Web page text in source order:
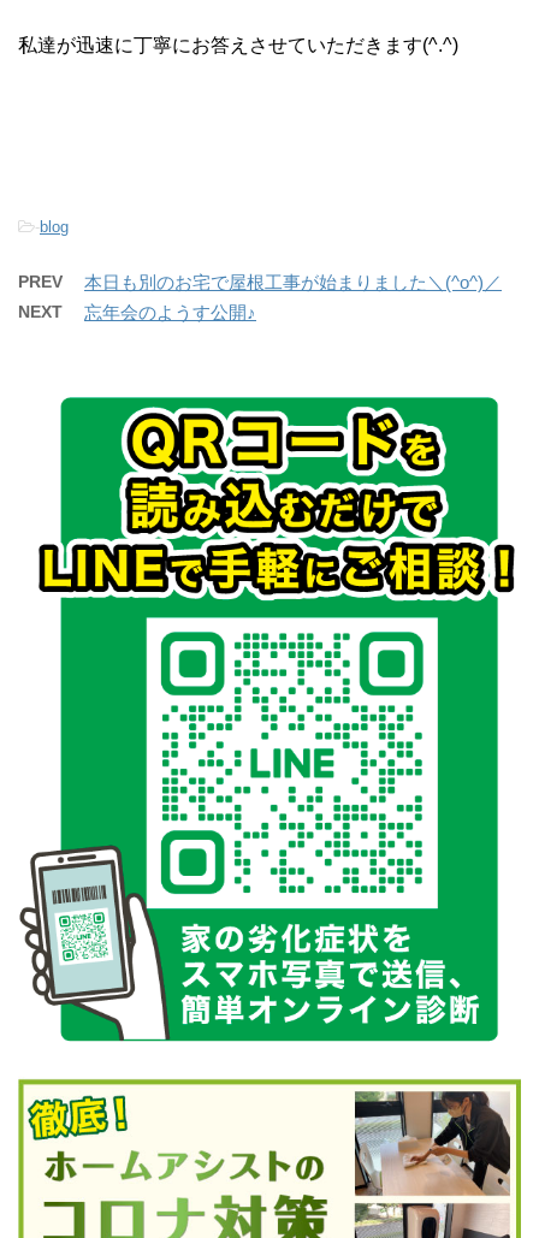
私達が迅速に丁寧にお答えさせていただきます(^.^)
-blog
PREV 本日も別のお宅で屋根工事が始まりました＼(^o^)／
NEXT 忘年会のようす公開♪